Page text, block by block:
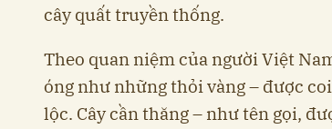
cây quất truyền thống.
Theo quan niệm của người Việt
óng như những thỏi vàng – được
lộc. Cây cần thăng – như tên gọi,